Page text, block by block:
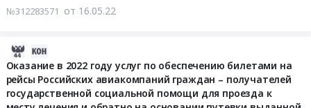
№312283571 от 16.05.22
Оказание в 2022 году услуг по обеспечению билетами на
рейсы Российских авиакомпаний граждан – получателей
государственной социальной помощи для проезда к